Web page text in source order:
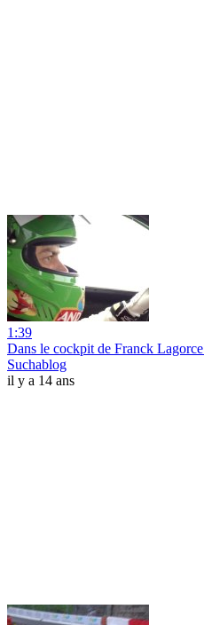
1:39
Dans le cockpit de Franck
Suchablog
il y a 14 ans